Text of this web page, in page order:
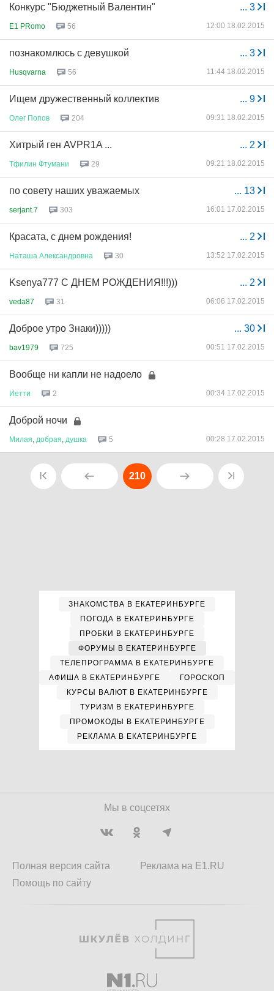
... 3
Конкурс "Бюджетный Валентин"
E1 PRomo 56 12:00 18.02.2015
... 3
познакомлюсь с девушкой
Husqvarna 56 11:44 18.02.2015
... 9
Ищем дружественный коллектив
Олег Попов 204 09:31 18.02.2015
... 2
Хитрый ген AVPR1A ...
Тфилин Фтумани 29 09:21 18.02.2015
... 13
по совету наших уважаемых
serjant.7 303 16:01 17.02.2015
... 2
Красата, с днем рождения!
Наташа Александровна 30 13:52 17.02.2015
... 2
Ksenya777 С ДНЕМ РОЖДЕНИЯ!!!)))
veda87 31 06:06 17.02.2015
... 30
Доброе утро Знаки)))))
bav1979 725 00:51 17.02.2015
Вообще ни капли не надоело
Иетти 2 00:34 17.02.2015
Доброй ночи
Милая добрая душка 5 00:28 17.02.2015
210
ЗНАКОМСТВА В ЕКАТЕРИНБУРГЕ
ПОГОДА В ЕКАТЕРИНБУРГЕ
ПРОБКИ В ЕКАТЕРИНБУРГЕ
ФОРУМЫ В ЕКАТЕРИНБУРГЕ
ТЕЛЕПРОГРАММА В ЕКАТЕРИНБУРГЕ
АФИША В ЕКАТЕРИНБУРГЕ
ГОРОСКОП
КУРСЫ ВАЛЮТ В ЕКАТЕРИНБУРГЕ
ТУРИЗМ В ЕКАТЕРИНБУРГЕ
ПРОМОКОДЫ В ЕКАТЕРИНБУРГЕ
РЕКЛАМА В ЕКАТЕРИНБУРГЕ
Мы в соцсетях
Полная версия сайта
Помощь по сайту
Реклама на E1.RU